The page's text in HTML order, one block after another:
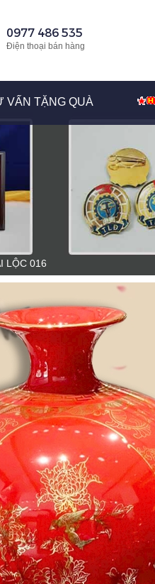
0977 486 535
Điện thoại bán hàng
VẤN TẶNG QUÀ
LỘC 016